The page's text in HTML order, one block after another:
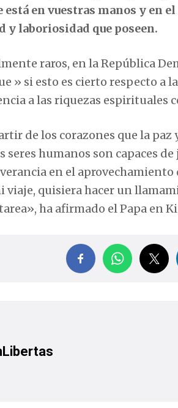
está en vuestras manos y en
y laboriosidad que poseen.
raros, en la República
» si esto es cierto respecto a
a las riquezas espirituales
de los corazones que la
seres humanos son capaces
en el
viaje, quisiera hacer un
ha afirmado el Papa en